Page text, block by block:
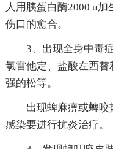
人用胰蛋白酶2000 u
伤口的愈合。
3、出现全身中毒
氯雷他定、盐酸左西替
强的松等。
出现蜱麻痹或蜱
感染要进行抗炎治疗。